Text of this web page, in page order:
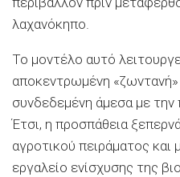
λαχανόκηπο.
Το μοντέλο αυτό
αποκεντρωμένη
συνδεδεμένη άμεσα με την
Έτσι, η προσπάθεια
αγροτικού πειράματος και
εργαλείο ενίσχυσης της